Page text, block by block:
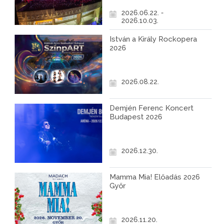
2026.06.22. -
2026.10.03.
István a Király Rockopera
2026
2026.08.22.
Demjén Ferenc Koncert
Budapest 2026
2026.12.30.
Mamma Mia! Előadás 2026
Győr
2026.11.20.